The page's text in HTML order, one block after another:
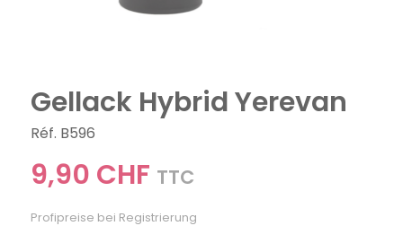
Gellack Hybrid Yerevan
Réf. B596
9,90 CHF TTC
Profipreise bei Registrierung